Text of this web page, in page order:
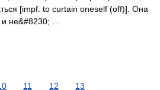
[impf. to curtain oneself (off)]. Она
не&#8230; …
11 12 13